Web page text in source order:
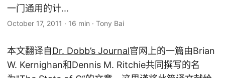
一门通用的计...
October 17, 2011 · 16 min · Tony Bai
本文翻译自Dr. Dobb’s Journal官网上的一篇由Brian
W. Kernighan和Dennis M. Ritchie共同撰写的名